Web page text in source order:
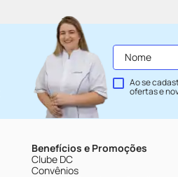
Ao se
ofertas e
Benefícios e Promoções
Clube DC
Convênios